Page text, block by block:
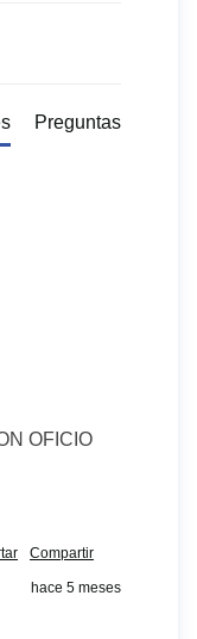
Preguntas
OFICIO
Compartir
hace 5 meses